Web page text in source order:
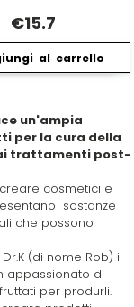
& Dikson
€15.7
un'ampia
per la cura della
trattamenti post-
cosmetici e
sostanze
che possono
(di nome Rob) il
appassionato di
per produrli.